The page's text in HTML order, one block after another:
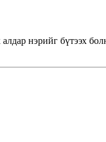
нэрийг бүтээх